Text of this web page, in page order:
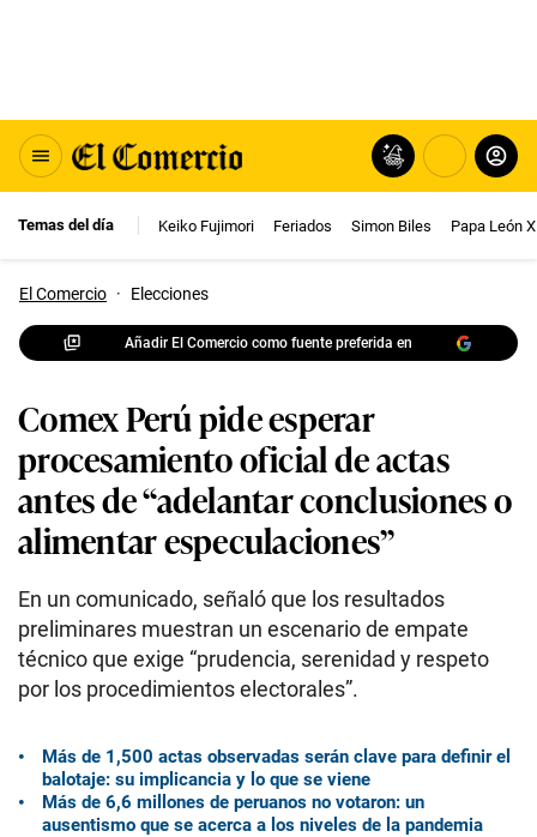
Temas del día Keiko Fujimori Feriados Simon Biles Papa León
El Comercio · Elecciones
Añadir El Comercio como fuente preferida en
Comex Perú pide esperar
procesamiento oficial de actas
antes de “adelantar conclusiones o
alimentar especulaciones”
En un comunicado, señaló que los resultados
preliminares muestran un escenario de empate
técnico que exige “prudencia, serenidad y respeto
por los procedimientos electorales”.
Más de 1,500 actas observadas serán clave para definir el
balotaje: su implicancia y lo que se viene
Más de 6,6 millones de peruanos no votaron: un
ausentismo que se acerca a los niveles de la pandemia